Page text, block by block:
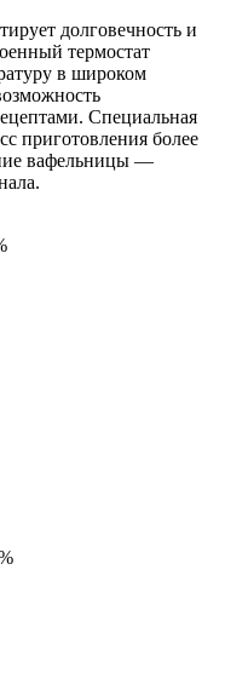
долговечность и
термостат
в широком
Специальная
приготовления более
вафельницы —